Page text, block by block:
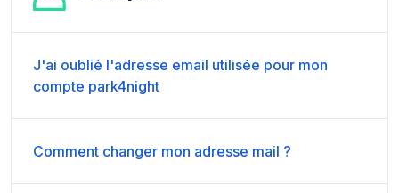
J'ai oublié l'adresse email utilisée pour mon
compte park4night
Comment changer mon adresse mail ?